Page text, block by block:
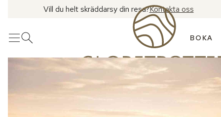
Vill du helt skräddarsy din resa?Kontakta oss
MenyÖppna sök BOKA